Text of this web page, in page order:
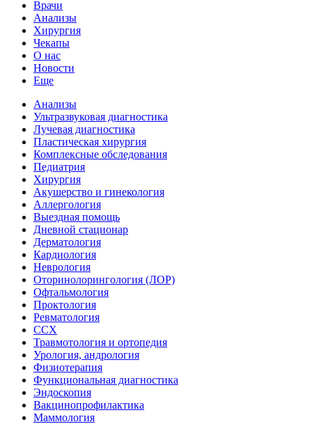
Врачи
Анализы
Хирургия
Чекапы
О нас
Новости
Еще
Анализы
Ультразвуковая диагностика
Лучевая диагностика
Пластическая хирургия
Комплексные обследования
Педиатрия
Хирургия
Акушерство и гинекология
Аллергология
Выездная помощь
Дневной стационар
Дерматология
Кардиология
Неврология
Оторинолорингология (ЛОР)
Офтальмология
Проктология
Ревматология
ССХ
Травмотология и ортопедия
Урология, андрология
Физиотерапия
Функциональная диагностика
Эндоскопия
Вакцинопрофилактика
Маммология